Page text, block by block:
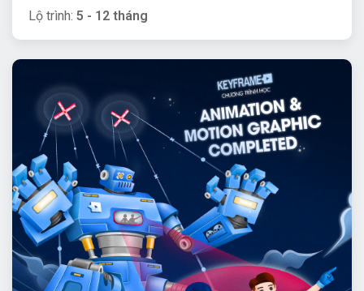
Lộ trình: 5 - 12 tháng